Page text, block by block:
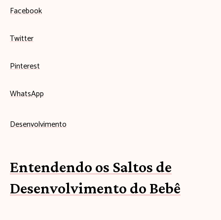
Facebook
Twitter
Pinterest
WhatsApp
Desenvolvimento
Entendendo os Saltos de
Desenvolvimento do Bebê